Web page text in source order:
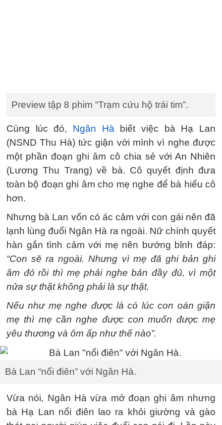
Preview tập 8 phim “Trạm cứu hộ trái tim”.
Cùng lúc đó, Ngân Hà biết việc bà Hạ Lan
(NSND Thu Hà) tức giận với mình vì nghe được
một phần đoạn ghi âm cô chia sẻ với An Nhiên
(Lương Thu Trang) về bà. Cô quyết định đưa
toàn bộ đoạn ghi âm cho mẹ nghe để bà hiểu cô
hơn.
Nhưng bà Lan vốn có ác cảm với con gái nên đã
lạnh lùng đuổi Ngân Hà ra ngoài. Nữ chính quyết
hàn gắn tình cảm với mẹ nên bướng bỉnh đáp:
“Con sẽ ra ngoài. Nhưng vì mẹ đã ghi bản ghi
âm đó rồi thì mẹ phải nghe bản đầy đủ, vì một
nửa sự thật không phải là sự thật.
Nếu như mẹ nghe được là có lúc con oán giận
mẹ thì mẹ cần nghe được con muốn được mẹ
yêu thương và ôm ấp như thế nào”.
Bà Lan “nổi điên” với Ngân Hà.
Vừa nói, Ngân Hà vừa mở đoạn ghi âm nhưng
bà Hạ Lan nổi điên lao ra khỏi giường và gào